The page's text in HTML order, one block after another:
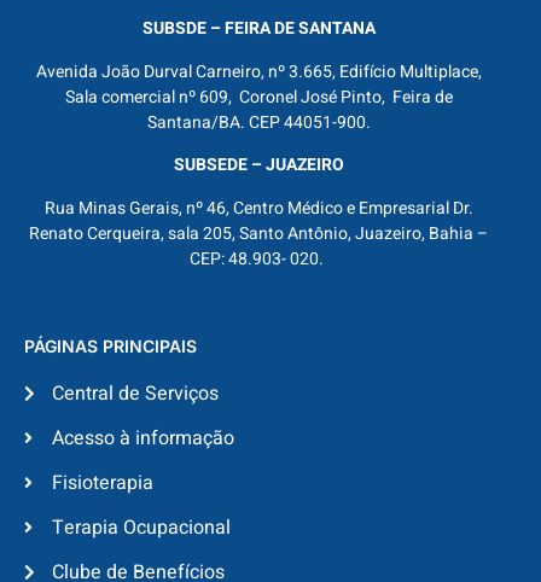
SUBSDE – FEIRA DE SANTANA
Avenida João Durval Carneiro, nº 3.665, Edifício Multiplace,
Sala comercial nº 609, Coronel José Pinto, Feira de
Santana/BA. CEP 44051-900.
SUBSEDE – JUAZEIRO
Rua Minas Gerais, nº 46, Centro Médico e Empresarial Dr.
Renato Cerqueira, sala 205, Santo Antônio, Juazeiro, Bahia –
CEP: 48.903- 020.
PÁGINAS PRINCIPAIS
Central de Serviços
Acesso à informação
Fisioterapia
Terapia Ocupacional
Clube de Benefícios